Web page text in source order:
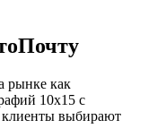
рынке как
10х15 с
выбирают